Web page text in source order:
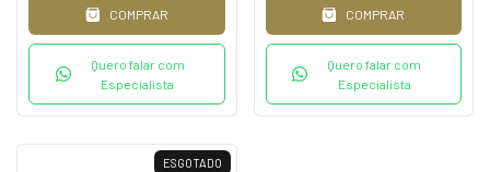
COMPRAR
Quero falar com
Especialista
COMPRAR
Quero falar com
Especialista
ESGOTADO